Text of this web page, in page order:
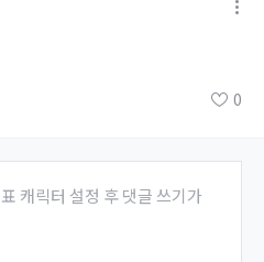
0
캐릭터 설정 후 댓글 쓰기가